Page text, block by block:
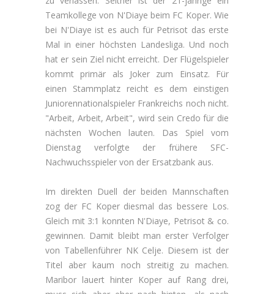
Teamkollege von N'Diaye beim FC Koper. Wie
bei N'Diaye ist es auch für Petrisot das erste
Mal in einer höchsten Landesliga. Und noch
hat er sein Ziel nicht erreicht. Der Flügelspieler
kommt primär als Joker zum Einsatz. Für
einen Stammplatz reicht es dem einstigen
Juniorennationalspieler Frankreichs noch nicht.
"Arbeit, Arbeit, Arbeit", wird sein Credo für die
nächsten Wochen lauten. Das Spiel vom
Dienstag verfolgte der frühere SFC-
Nachwuchsspieler von der Ersatzbank aus.
Im direkten Duell der beiden Mannschaften
zog der FC Koper diesmal das bessere Los.
Gleich mit 3:1 konnten N'Diaye, Petrisot & co.
gewinnen. Damit bleibt man erster Verfolger
von Tabellenführer NK Celje. Diesem ist der
Titel aber kaum noch streitig zu machen.
Maribor lauert hinter Koper auf Rang drei,